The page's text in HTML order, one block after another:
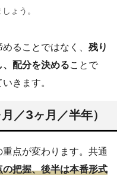
ょう。
ることではなく、 残り
配分を決めることで
きます。
／3ヶ月／半年）
点が変わります。共通
把握、後半は本番形式